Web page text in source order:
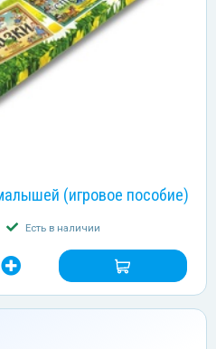
(игровое пособие)
Есть в наличии